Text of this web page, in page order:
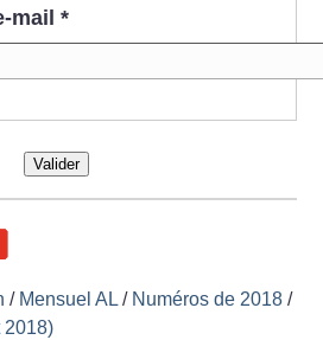
mail *
Valider
/ Mensuel AL / Numéros de 2018 /
2018)